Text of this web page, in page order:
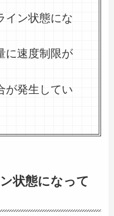
イン状態にな
に速度制限が
が発生してい
状態になって